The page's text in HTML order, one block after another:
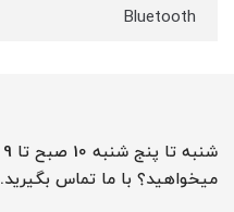
Bluetooth
میخواهید؟ با ما تماس بگیرید.